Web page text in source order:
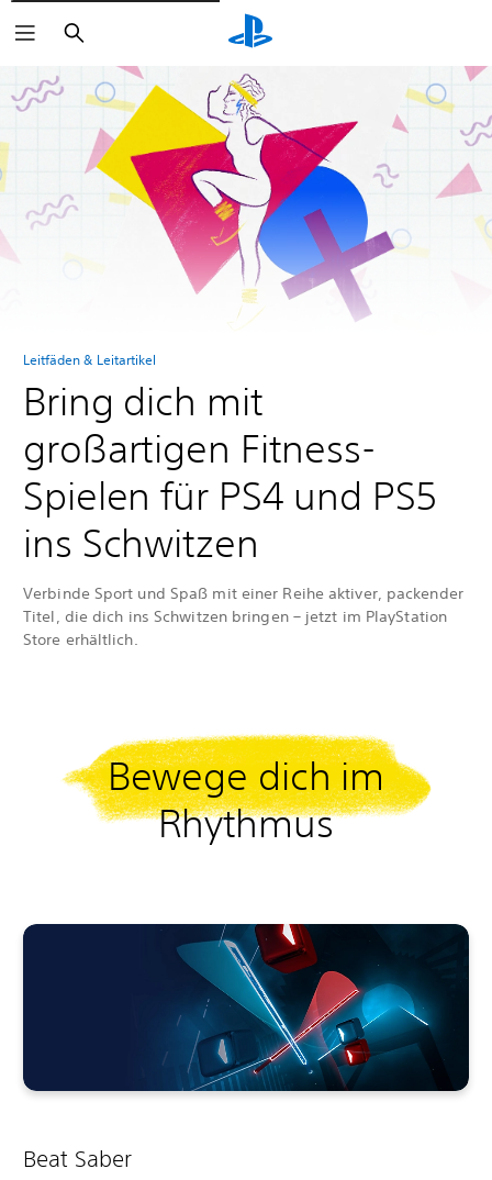
Suchen
Leitfäden & Leitartikel
Bring dich mit
großartigen Fitness-
Spielen für PS4 und PS5
ins Schwitzen
Verbinde Sport und Spaß mit einer Reihe aktiver, packender
Titel, die dich ins Schwitzen bringen – jetzt im PlayStation
Store erhältlich.
Bewege dich im
Rhythmus
Beat Saber